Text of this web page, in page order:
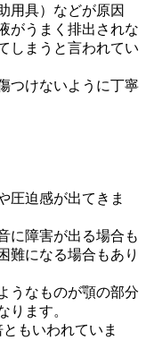
用具）などが原因
がうまく排出されな
しまうと言われてい
つけないように丁寧
圧迫感が出てきま
に障害が出る場合も
難になる場合もあり
うなものが顎の部分
ります。
もいわれていま